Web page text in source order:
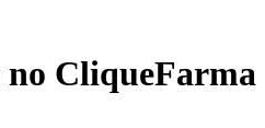
no CliqueFarma